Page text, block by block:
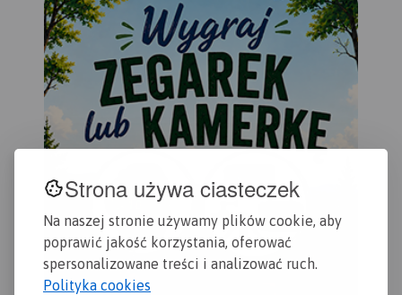
Strona używa ciasteczek
Na naszej stronie używamy plików cookie, aby
poprawić jakość korzystania, oferować
spersonalizowane treści i analizować ruch.
Polityka cookies
zamyka się w granicach:
Końskie na północy, Raków
na południu, Ostrowiec
Świętokrzyski na wschodzie,
Dobrzeszów na zachodzie.
Rok wydania 2023